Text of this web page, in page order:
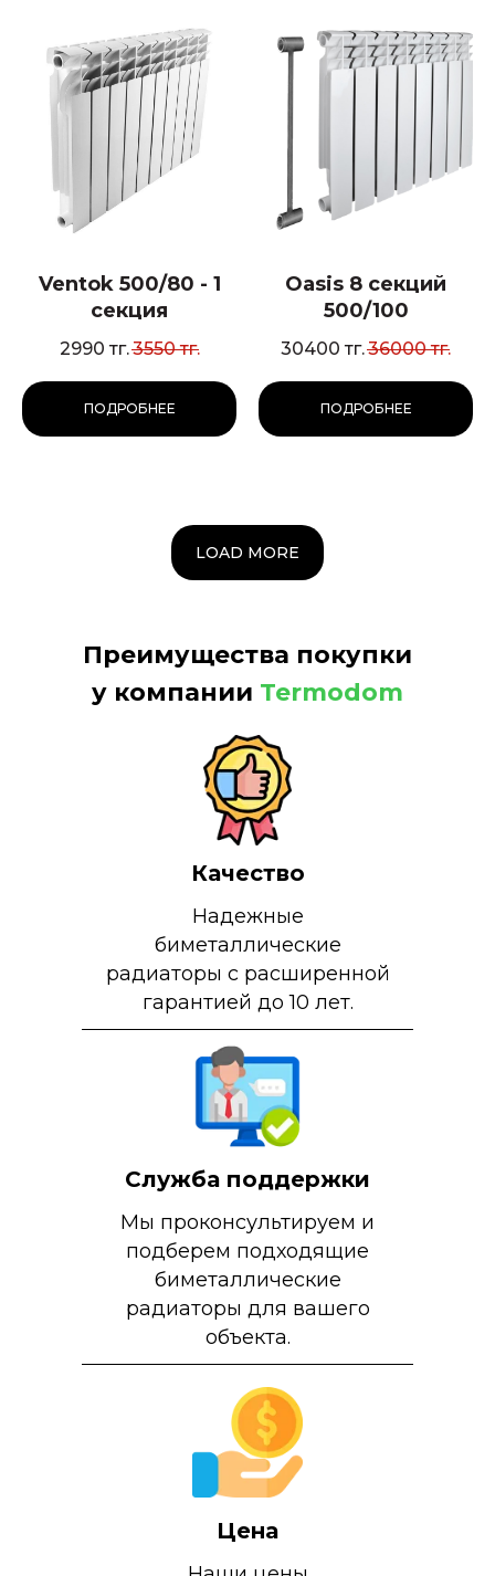
Ventok 500/80 - 1
секция
2990 тг.3550 тг.
ПОДРОБНЕЕ
Oasis 8 секций
500/100
30400 тг.36000 тг.
ПОДРОБНЕЕ
LOAD MORE
Надежные
биметаллические
радиаторы с расширенной
гарантией до 10 лет.
Мы проконсультируем и
подберем подходящие
биметаллические
радиаторы для вашего
объекта.
Качество
Служба поддержки
Цена
Преимущества покупки
у компании Termodom